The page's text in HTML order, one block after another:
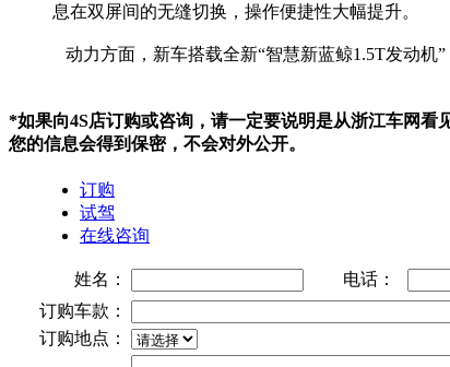
息在双屏间的无缝切换，操作便捷性大幅提升。
动力方面，新车搭载全新“智慧新蓝鲸1.5T发动机
*如果向4S店订购或咨询，请一定要说明是从浙江车网看
您的信息会得到保密，不会对外公开。
订购
试驾
在线咨询
姓名：
电话：
订购车款：
订购地点：